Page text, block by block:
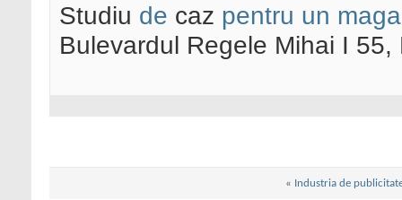
Studiu de caz pentru un
Bulevardul Regele Mihai I
« Industria de